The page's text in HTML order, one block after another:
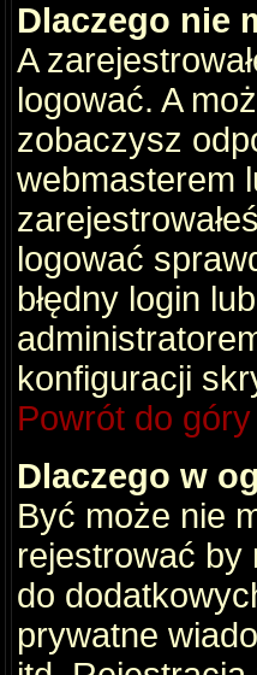
Dlaczego nie
A
logować. A
zobaczysz
webmasterem
logować
błędny login
konfiguracji
Powrót do góry
Dlaczego w
Być może nie
rejestrować by
do
prywatne